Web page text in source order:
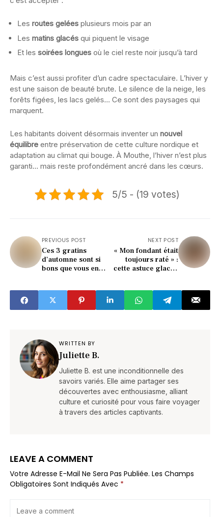
Les routes gelées plusieurs mois par an
Les matins glacés qui piquent le visage
Et les soirées longues où le ciel reste noir jusqu’à tard
Mais c’est aussi profiter d’un cadre spectaculaire. L’hiver y
est une saison de beauté brute. Le silence de la neige, les
forêts figées, les lacs gelés… Ce sont des paysages qui
marquent.
Les habitants doivent désormais inventer un nouvel
équilibre entre préservation de cette culture nordique et
adaptation au climat qui bouge. À Mouthe, l’hiver n’est plus
garanti… mais reste profondément ancré dans les cœurs.
5/5 - (19 votes)
PREVIOUS POST
Ces 3 gratins
d’automne sont si
bons que vous en
NEXT POST
« Mon fondant était
toujours raté » :
cette astuce glacée
WRITTEN BY
Juliette B.
Juliette B. est une inconditionnelle des
savoirs variés. Elle aime partager ses
découvertes avec enthousiasme, alliant
culture et curiosité pour vous faire voyager
à travers des articles captivants.
LEAVE A COMMENT
Votre Adresse E-Mail Ne Sera Pas Publiée. Les Champs
Obligatoires Sont Indiqués Avec *